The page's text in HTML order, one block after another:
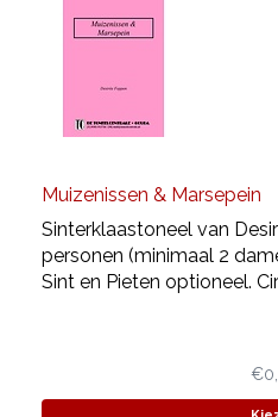
Muizenissen & Marsepein
Sinterklaastoneel van
personen (minimaal 2
Sint en Pieten optioneel.